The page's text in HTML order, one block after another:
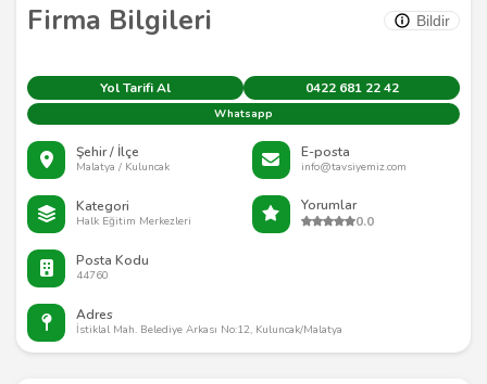
Firma Bilgileri Bildir
Yol Tarifi Al 0422 681 22 42
Whatsapp
Şehir / İlçe
Malatya / Kuluncak
E-posta
info@tavsiyemiz.com
Kategori
Halk Eğitim Merkezleri
Yorumlar
0.0
Posta Kodu
44760
Adres
İstiklal Mah. Belediye Arkası No:12, Kuluncak/Malatya